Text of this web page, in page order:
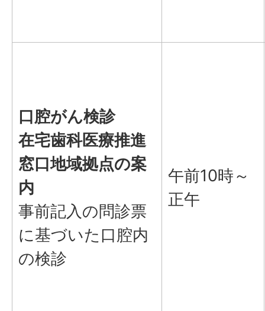
口腔がん検診
在宅歯科医療推進
窓口地域拠点の案
内
事前記入の問診票
に基づいた口腔内
の検診
午前10時～
正午